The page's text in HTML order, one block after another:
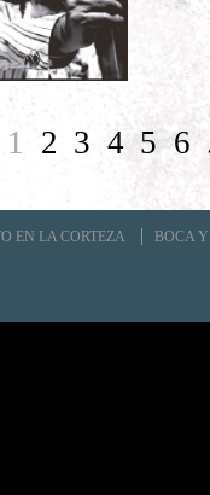
1 2 3 4 5 6
EN LA CORTEZA BOCA